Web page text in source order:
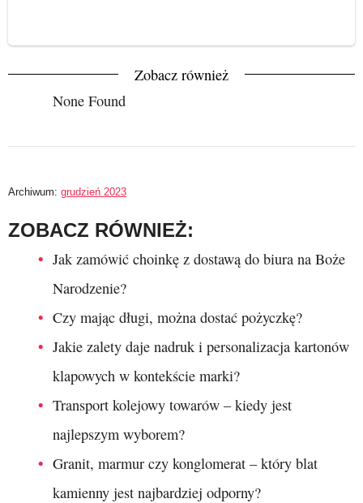
Zobacz również
None Found
Archiwum: grudzień 2023
ZOBACZ RÓWNIEŻ:
Jak zamówić choinkę z dostawą do biura na Boże
Narodzenie?
Czy mając długi, można dostać pożyczkę?
Jakie zalety daje nadruk i personalizacja kartonów
klapowych w kontekście marki?
Transport kolejowy towarów – kiedy jest
najlepszym wyborem?
Granit, marmur czy konglomerat – który blat
kamienny jest najbardziej odporny?